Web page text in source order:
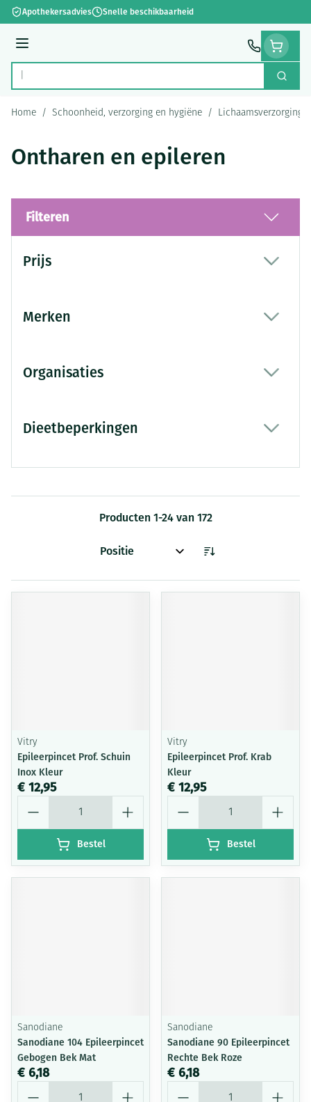
Ga naar de inhoud
Apothekersadvies Snelle beschikbaarheid
Menu
Product, merk, categorie... Zoek
Home / Schoonheid, verzorging en hygiëne / Lichaamsverzorging
Ontharen en epileren
Filteren
Prijs
Merken
Organisaties
Dieetbeperkingen
Producten 1-24van 172
Sorteer op:
Vitry
Epileerpincet Prof. Schuin
Inox Kleur
€ 12,95
Bestel
Vitry
Epileerpincet Prof. Krab
Kleur
€ 12,95
Bestel
Sanodiane
Sanodiane 104 Epileerpincet
Gebogen Bek Mat
€ 6,18
Sanodiane
Sanodiane 90 Epileerpincet
Rechte Bek Roze
€ 6,18